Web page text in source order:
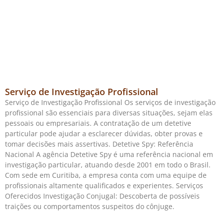
Serviço de Investigação Profissional
Serviço de Investigação Profissional Os serviços de investigação
profissional são essenciais para diversas situações, sejam elas
pessoais ou empresariais. A contratação de um detetive
particular pode ajudar a esclarecer dúvidas, obter provas e
tomar decisões mais assertivas. Detetive Spy: Referência
Nacional A agência Detetive Spy é uma referência nacional em
investigação particular, atuando desde 2001 em todo o Brasil.
Com sede em Curitiba, a empresa conta com uma equipe de
profissionais altamente qualificados e experientes. Serviços
Oferecidos Investigação Conjugal: Descoberta de possíveis
traições ou comportamentos suspeitos do cônjuge.